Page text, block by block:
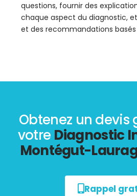
questions, fournir des
chaque aspect du diagnostic,
et des recommandations basés
Obtenez un
votre Diagnostic
Montégut-
Rappel